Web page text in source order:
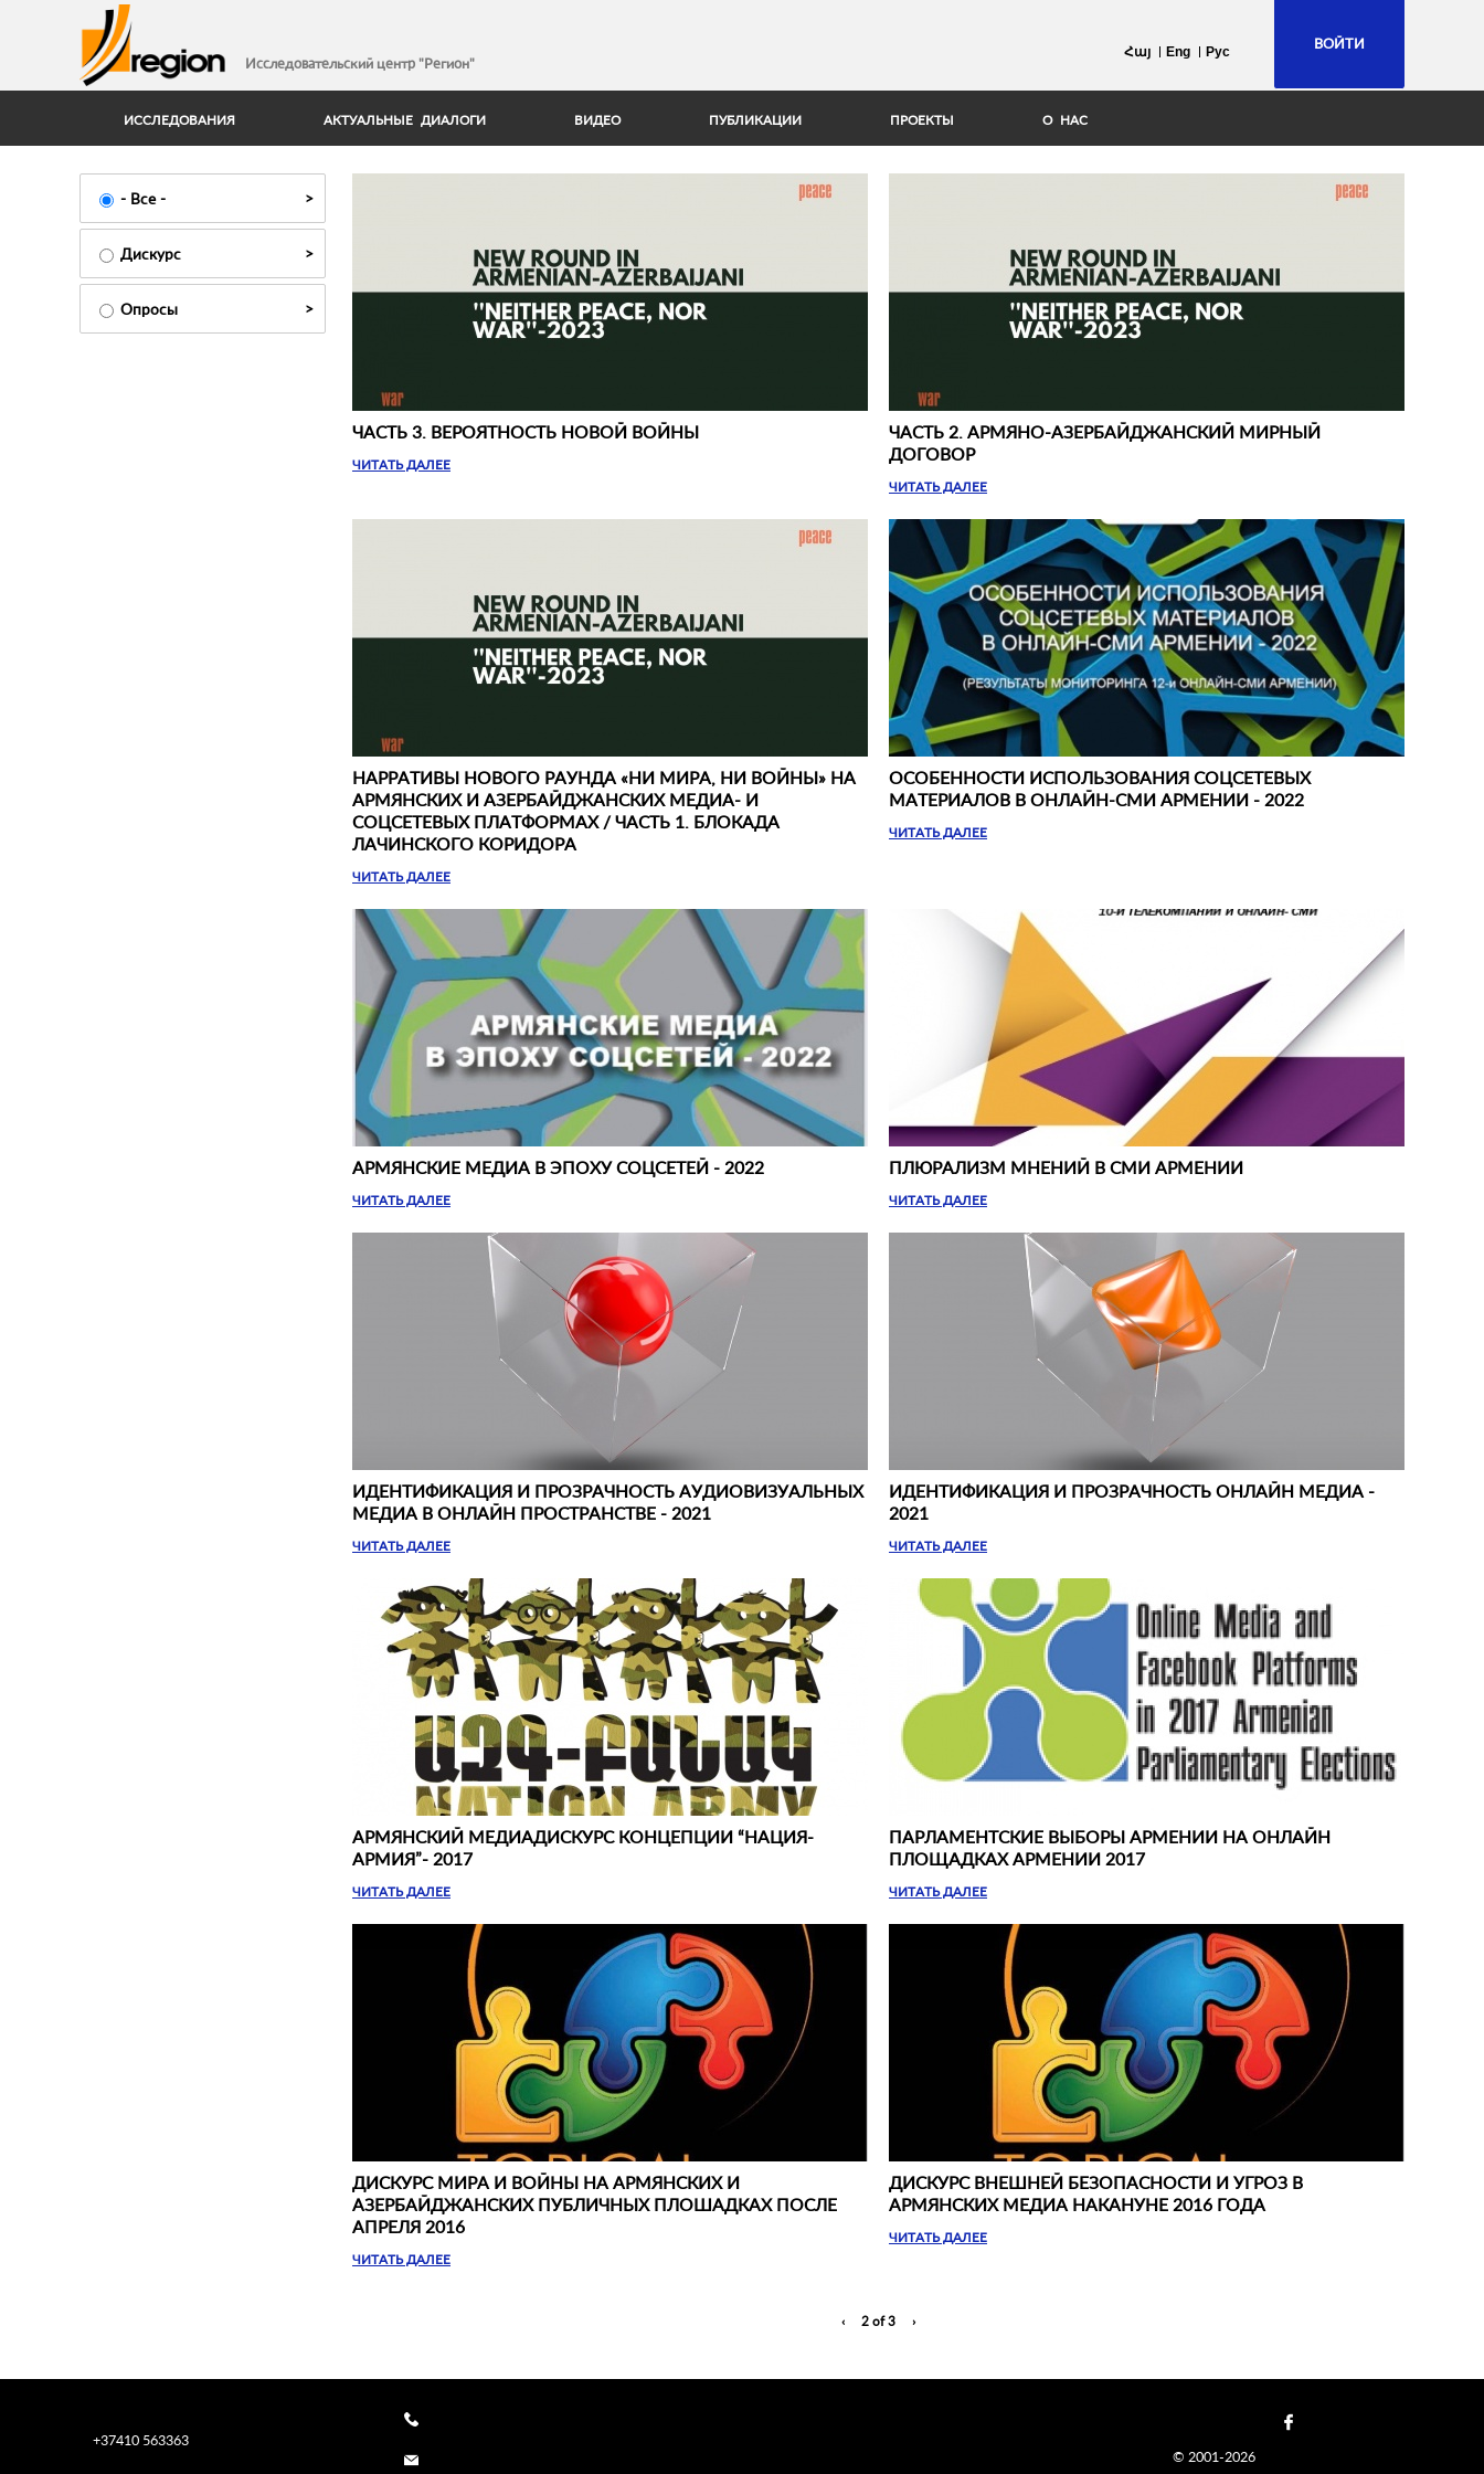
Исследовательский центр "Регион"
ВОЙТИ
Հայ Eng Рус
ИССЛЕДОВАНИЯ АКТУАЛЬНЫЕ ДИАЛОГИ ВИДЕО ПУБЛИКАЦИИ ПРОЕКТЫ О НАС
- Все -
Дискурс
Опросы
ЧАСТЬ 3. ВЕРОЯТНОСТЬ НОВОЙ ВОЙНЫ
ЧИТАТЬ ДАЛЕЕ
ЧАСТЬ 2. АРМЯНО-АЗЕРБАЙДЖАНСКИЙ МИРНЫЙ
ДОГОВОР
ЧИТАТЬ ДАЛЕЕ
НАРРАТИВЫ НОВОГО РАУНДА «‎НИ МИРА, НИ ВОЙНЫ» НА
АРМЯНСКИХ И АЗЕРБАЙДЖАНСКИХ МЕДИА- И
СОЦСЕТЕВЫХ ПЛАТФОРМАХ / ЧАСТЬ 1. БЛОКАДА
ЛАЧИНСКОГО КОРИДОРА
ЧИТАТЬ ДАЛЕЕ
ОСОБЕННОСТИ ИСПОЛЬЗОВАНИЯ СОЦСЕТЕВЫХ
МАТЕРИАЛОВ В ОНЛАЙН-СМИ АРМЕНИИ - 2022
ЧИТАТЬ ДАЛЕЕ
АРМЯНСКИЕ МЕДИА В ЭПОХУ СОЦСЕТЕЙ - 2022
ЧИТАТЬ ДАЛЕЕ
ПЛЮРАЛИЗМ МНЕНИЙ В СМИ АРМЕНИИ
ЧИТАТЬ ДАЛЕЕ
ИДЕНТИФИКАЦИЯ И ПРОЗРАЧНОСТЬ АУДИОВИЗУАЛЬНЫХ
МЕДИА В ОНЛАЙН ПРОСТРАНСТВЕ - 2021
ЧИТАТЬ ДАЛЕЕ
ИДЕНТИФИКАЦИЯ И ПРОЗРАЧНОСТЬ ОНЛАЙН МЕДИА -
2021
ЧИТАТЬ ДАЛЕЕ
АРМЯНСКИЙ МЕДИАДИСКУРС КОНЦЕПЦИИ “НАЦИЯ-
АРМИЯ”- 2017
ЧИТАТЬ ДАЛЕЕ
ПАРЛАМЕНТСКИЕ ВЫБОРЫ АРМЕНИИ НА ОНЛАЙН
ПЛОЩАДКАХ АРМЕНИИ 2017
ЧИТАТЬ ДАЛЕЕ
ДИСКУРС МИРА И ВОЙНЫ НА АРМЯНСКИХ И
АЗЕРБАЙДЖАНСКИХ ПУБЛИЧНЫХ ПЛОШАДКАХ ПОСЛЕ
АПРЕЛЯ 2016
ЧИТАТЬ ДАЛЕЕ
ДИСКУРС ВНЕШНЕЙ БЕЗОПАСНОСТИ И УГРОЗ В
АРМЯНСКИХ МЕДИА НАКАНУНЕ 2016 ГОДА
ЧИТАТЬ ДАЛЕЕ
‹ 2 of 3 ›
© 2001-2026
+37410 563363